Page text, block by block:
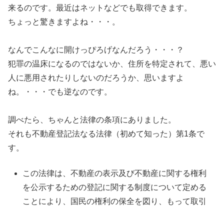
来るのです。最近はネットなどでも取得できます。
ちょっと驚きますよね・・・。
なんでこんなに開けっぴろげなんだろう・・・？
犯罪の温床になるのではないか、住所を特定されて、悪い
人に悪用されたりしないのだろうか、思いますよ
ね。・・・でも逆なのです。
調べたら、ちゃんと法律の条項にありました。
それも不動産登記法なる法律（初めて知った）第1条で
す。
この法律は、不動産の表示及び不動産に関する権利
を公示するための登記に関する制度について定める
ことにより、国民の権利の保全を図り、もって取引